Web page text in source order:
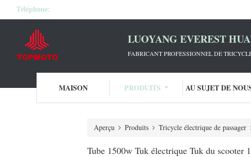
Téléphone:
LUOYANG EVEREST
FABRICANT PROFESSIONNEL DE
MAISON PRODUITS AU SUJET DE
Aperçu Produits Tricycle électrique de passager
Tube 1500w Tuk électrique Tuk du scooter